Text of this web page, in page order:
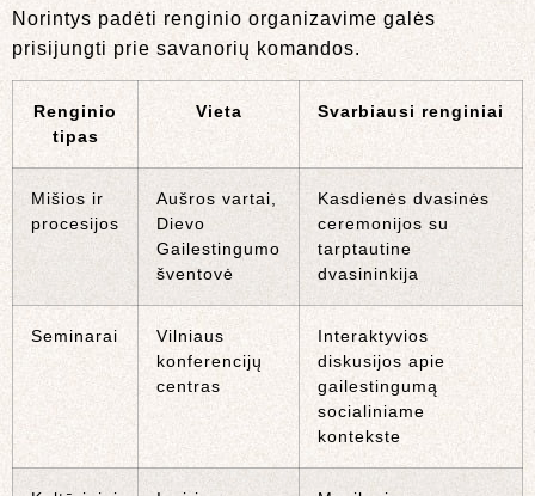
Norintys padėti renginio organizavime galės
prisijungti prie savanorių komandos.
Renginio
tipas
Vieta Svarbiausi renginiai
Mišios ir
procesijos
Aušros vartai,
Dievo
Gailestingumo
šventovė
Kasdienės dvasinės
ceremonijos su
tarptautine
dvasininkija
Seminarai
Vilniaus
konferencijų
centras
Interaktyvios
diskusijos apie
gailestingumą
socialiniame
kontekste